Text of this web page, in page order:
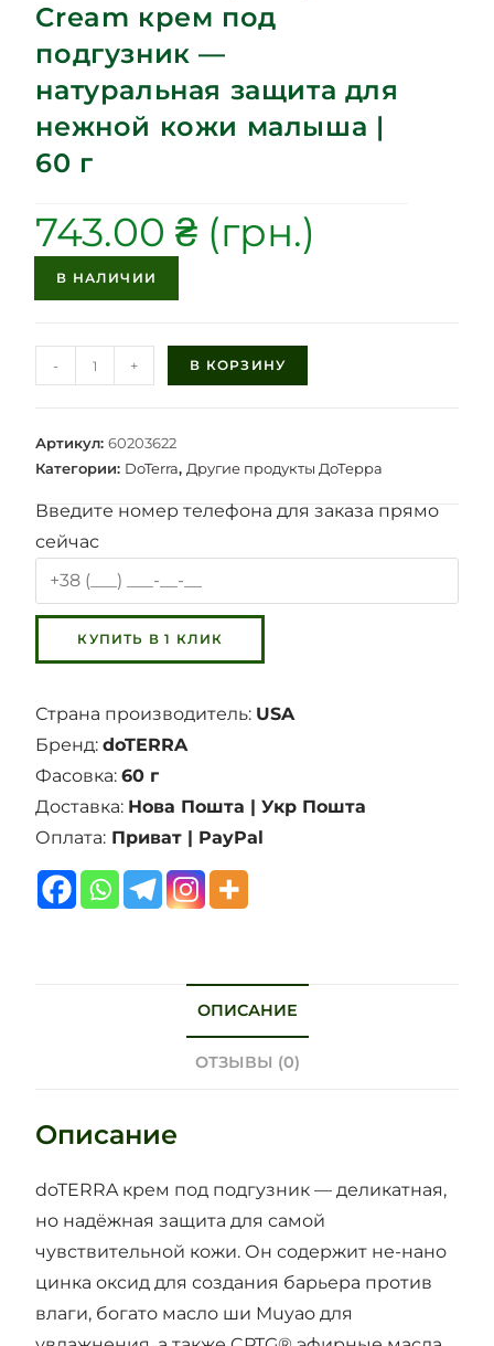
Cream крем под
подгузник —
натуральная защита для
нежной кожи малыша |
60 г
743.00₴
В НАЛИЧИИ
- + В КОРЗИНУ
Артикул:60203622
Категории: DoTerra, Другие продукты ДоТерра
Введите номер телефона для заказа прямо
сейчас
Страна производитель: USA
Бренд:doTERRA
Фасовка:60 г
Доставка: Нова Пошта | Укр Пошта
Оплата: Приват | PayPal
ОПИСАНИЕ
ОТЗЫВЫ (0)
Описание
doTERRA крем под подгузник — деликатная,
но надёжная защита для самой
чувствительной кожи. Он содержит не-нано
цинка оксид для создания барьера против
влаги, богато масло ши Muyao для